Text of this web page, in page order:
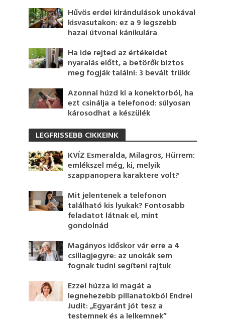
Hűvös erdei kirándulások unokával
kisvasutakon: ez a 9 legszebb
hazai útvonal kánikulára
Ha ide rejted az értékeidet
nyaralás előtt, a betörők biztos
meg fogják találni: 3 bevált trükk
Azonnal húzd ki a konektorból, ha
ezt csinálja a telefonod: súlyosan
károsodhat a készülék
LEGFRISSEBB CIKKEINK
KVÍZ Esmeralda, Milagros, Hürrem:
emlékszel még, ki, melyik
szappanopera karaktere volt?
Mit jelentenek a telefonon
található kis lyukak? Fontosabb
feladatot látnak el, mint
gondolnád
Magányos időskor vár erre a 4
csillagjegyre: az unokák sem
fognak tudni segíteni rajtuk
Ezzel húzza ki magát a
legnehezebb pillanatokból Endrei
Judit: „Egyaránt jót tesz a
testemnek és a lelkemnek”